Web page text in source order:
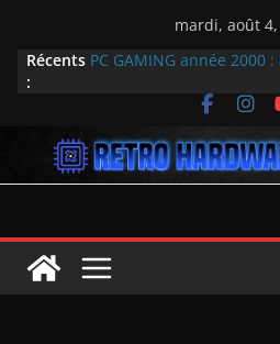
contenu
mardi, août
Récents
:
PC GAMING année 2000 :
La résurrection de
trésors numériques
Génération Amstrad